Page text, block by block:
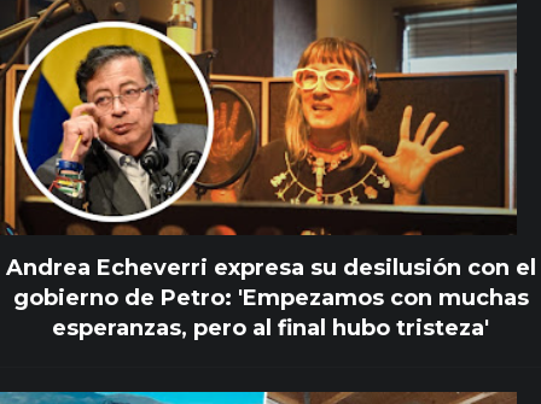
Andrea Echeverri expresa su desilusión con el
gobierno de Petro: 'Empezamos con muchas
esperanzas, pero al final hubo tristeza'